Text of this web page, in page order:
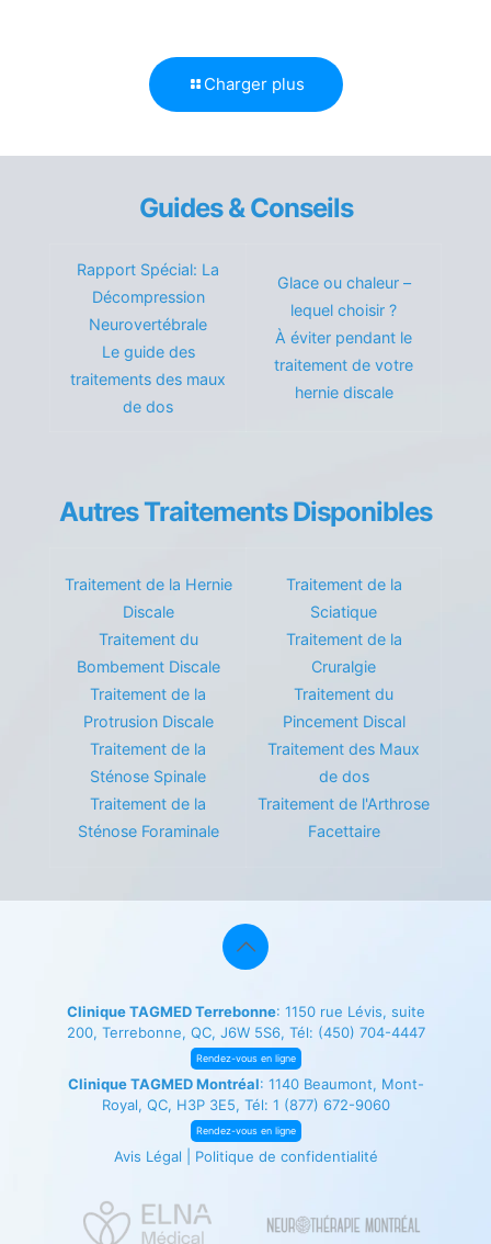
Charger plus
Guides & Conseils
Rapport Spécial: La
Décompression
Neurovertébrale
Le guide des
traitements des maux
de dos
Glace ou chaleur –
lequel choisir ?
À éviter pendant le
traitement de votre
hernie discale
Autres Traitements Disponibles
Traitement de la Hernie
Discale
Traitement du
Bombement Discale
Traitement de la
Protrusion Discale
Traitement de la
Sténose Spinale
Traitement de la
Sténose Foraminale
Traitement de la
Sciatique
Traitement de la
Cruralgie
Traitement du
Pincement Discal
Traitement des Maux
de dos
Traitement de l'Arthrose
Facettaire
Clinique TAGMED Terrebonne: 1150 rue Lévis, suite
200, Terrebonne, QC, J6W 5S6, Tél: (450) 704-4447
Rendez-vous en ligne
Clinique TAGMED Montréal: 1140 Beaumont, Mont-
Royal, QC, H3P 3E5, Tél: 1 (877) 672-9060
Rendez-vous en ligne
Avis Légal Politique de confidentialité